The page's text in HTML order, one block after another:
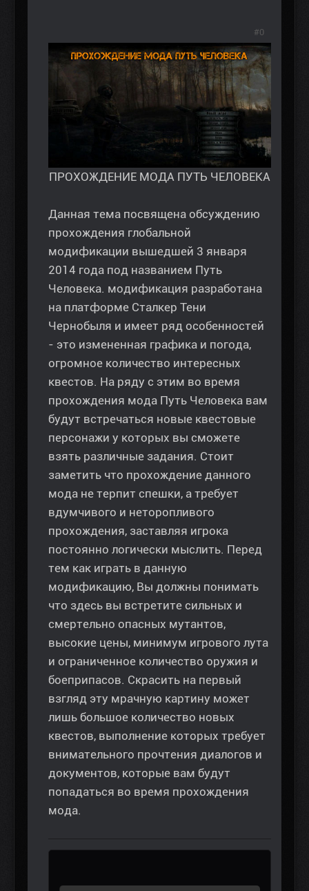
ПРОХОЖДЕНИЕ МОДА ПУТЬ ЧЕЛОВЕКА
Данная тема посвящена обсуждению
прохождения глобальной
модификации вышедшей 3 января
2014 года под названием Путь
Человека. модификация разработана
на платформе Сталкер Тени
Чернобыля и имеет ряд особенностей
- это измененная графика и погода,
огромное количество интересных
квестов. На ряду с этим во время
прохождения мода Путь Человека вам
будут встречаться новые квестовые
персонажи у которых вы сможете
взять различные задания. Стоит
заметить что прохождение данного
мода не терпит спешки, а требует
вдумчивого и неторопливого
прохождения, заставляя игрока
постоянно логически мыслить. Перед
тем как играть в данную
модификацию, Вы должны понимать
что здесь вы встретите сильных и
смертельно опасных мутантов,
высокие цены, минимум игрового лута
и ограниченное количество оружия и
боеприпасов. Скрасить на первый
взгляд эту мрачную картину может
лишь большое количество новых
квестов, выполнение которых требует
внимательного прочтения диалогов и
документов, которые вам будут
попадаться во время прохождения
мода.
#0